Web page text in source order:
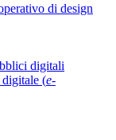
di design
digitali
digitale (e-